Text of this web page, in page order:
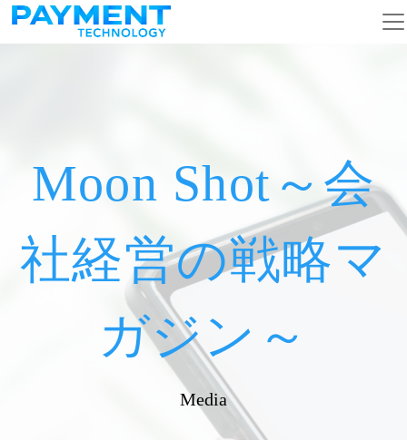
コンテンツへスキップ
メインナビゲーション
Moon Shot～会
社経営の戦略マ
ガジン～
Media